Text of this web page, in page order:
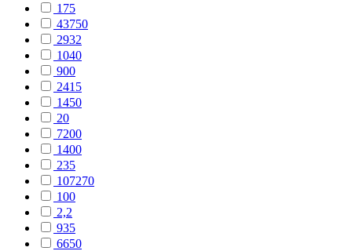
175
43750
2932
1040
900
2415
1450
20
7200
1400
235
107270
100
2,2
935
6650